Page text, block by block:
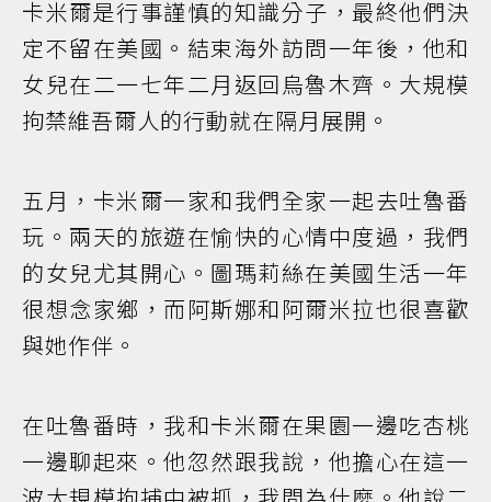
卡米爾是行事謹慎的知識分子，最終他們決
定不留在美國。結束海外訪問一年後，他和
女兒在二一七年二月返回烏魯木齊。大規模
拘禁維吾爾人的行動就在隔月展開。
五月，卡米爾一家和我們全家一起去吐魯番
玩。兩天的旅遊在愉快的心情中度過，我們
的女兒尤其開心。圖瑪莉絲在美國生活一年
很想念家鄉，而阿斯娜和阿爾米拉也很喜歡
與她作伴。
在吐魯番時，我和卡米爾在果園一邊吃杏桃
一邊聊起來。他忽然跟我說，他擔心在這一